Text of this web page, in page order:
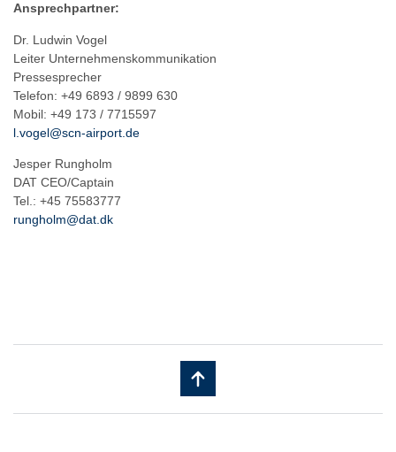
Ansprechpartner:
Dr. Ludwin Vogel
Leiter Unternehmenskommunikation
Pressesprecher
Telefon: +49 6893 / 9899 630
Mobil: +49 173 / 7715597
l.vogel@scn-airport.de
Jesper Rungholm
DAT CEO/Captain
Tel.: +45 75583777
rungholm@dat.dk